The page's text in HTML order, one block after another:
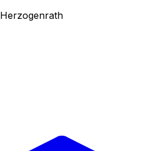
Herzogenrath